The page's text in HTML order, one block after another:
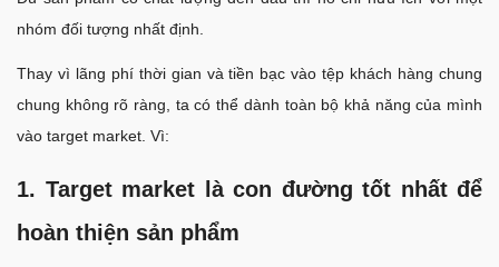
nhóm đối tượng nhất định.
Thay vì lãng phí thời gian và tiền bạc vào tệp khách hàng chung
chung không rõ ràng, ta có thể dành toàn bộ khả năng của mình
vào target market. Vì:
1. Target market là con đường tốt nhất để
hoàn thiện sản phẩm